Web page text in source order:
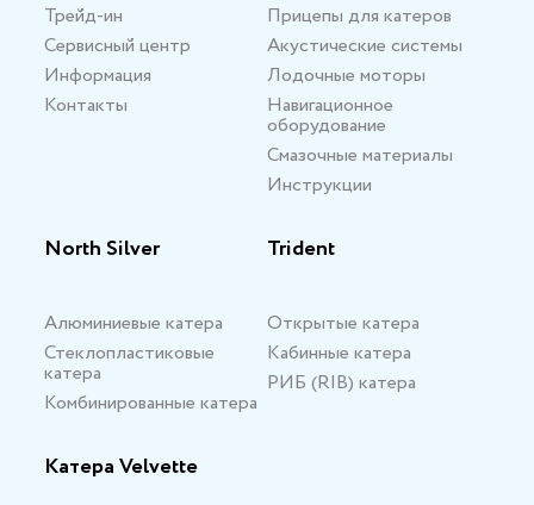
Трейд-ин
Сервисный центр
Информация
Контакты
Прицепы для катеров
Акустические системы
Лодочные моторы
Навигационное
оборудование
Смазочные материалы
Инструкции
North Silver
Алюминиевые катера
Стеклопластиковые
катера
Комбинированные катера
Trident
Открытые катера
Кабинные катера
РИБ (RIB) катера
Катера Velvette